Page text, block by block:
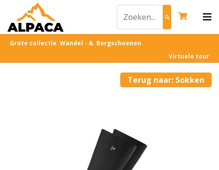
Grote collectie Wandel - & Bergschoenen
Virtuele tour
Terug naar: Sokken